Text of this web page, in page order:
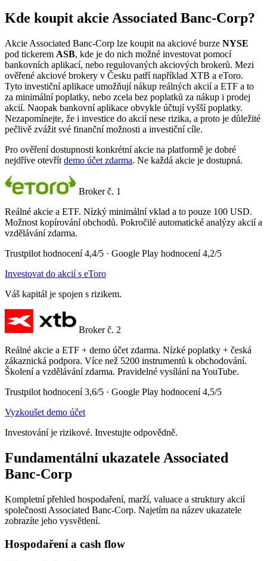
Kde koupit akcie Associated Banc-Corp?
Akcie Associated Banc-Corp lze koupit na akciové burze NYSE
pod tickerem ASB, kde je do nich možné investovat pomocí
bankovních aplikací, nebo regulovaných akciových brokerů. Mezi
ověřené akciové brokery v Česku patří například XTB a eToro.
Tyto investiční aplikace umožňují nákup reálných akcií a ETF a to
za minimální poplatky, nebo zcela bez poplatků za nákup i prodej
akcií. Naopak bankovní aplikace obvykle účtují vyšší poplatky.
Nezapomínejte, že i investice do akcií nese rizika, a proto je důležité
pečlivě zvážit své finanční možnosti a investiční cíle.
Pro ověření dostupnosti konkrétní akcie na platformě je dobré
nejdříve otevřít demo účet zdarma. Ne každá akcie je dostupná.
Broker č. 1
Reálné akcie a ETF. Nízký minimální vklad a to pouze 100 USD.
Možnost kopírování obchodů. Pokročilé automatické analýzy akcií a
vzdělávání zdarma.
Trustpilot hodnocení 4,4/5 · Google Play hodnocení 4,2/5
Investovat do akcií s eToro
Váš kapitál je spojen s rizikem.
Broker č. 2
Reálné akcie a ETF + demo účet zdarma. Nízké poplatky + česká
zákaznická podpora. Více než 5200 instrumentů k obchodování.
Školení a vzdělávání zdarma. Pravidelné vysílání na YouTube.
Trustpilot hodnocení 3,6/5 · Google Play hodnocení 4,5/5
Vyzkoušet demo účet
Investování je rizikové. Investujte odpovědně.
Fundamentální ukazatele Associated
Banc-Corp
Kompletní přehled hospodaření, marží, valuace a struktury akcií
společnosti Associated Banc-Corp. Najetím na název ukazatele
zobrazíte jeho vysvětlení.
Hospodaření a cash flow